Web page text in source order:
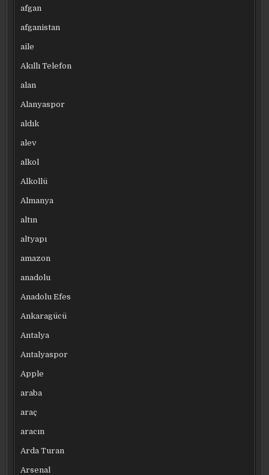
afgan
afganistan
aile
Akıllı Telefon
alan
Alanyaspor
aldık
alev
alkol
Alkollü
Almanya
altın
altyapı
amazon
anadolu
Anadolu Efes
Ankaragücü
Antalya
Antalyaspor
Apple
araba
araç
aracın
Arda Turan
Arsenal